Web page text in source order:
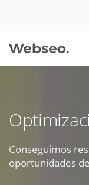
Conseguimos
oportunidades